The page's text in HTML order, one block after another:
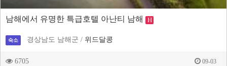
남해에서 유명한 특급호텔 아난티 남해 H
숙소 경상남도 남해군 / 위드달콩
6705 09-03